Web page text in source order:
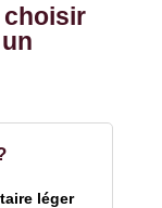
choisir
léger